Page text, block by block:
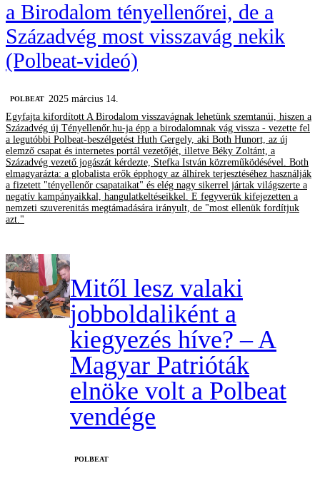
a Birodalom tényellenőrei, de a
Századvég most visszavág nekik
(Polbeat-videó)
‎POLBEAT
2025 március 14.
Egyfajta kifordított A Birodalom visszavágnak lehetünk szemtanúi, hiszen a
Századvég új Tényellenőr.hu-ja épp a birodalomnak vág vissza - vezette fel
a legutóbbi Polbeat-beszélgetést Huth Gergely, aki Both Hunort, az új
elemző csapat és internetes portál vezetőjét, illetve Béky Zoltánt, a
Századvég vezető jogászát kérdezte, Stefka István közreműködésével. Both
elmagyarázta: a globalista erők épphogy az álhírek terjesztéséhez használják
a fizetett "tényellenőr csapataikat" és elég nagy sikerrel jártak világszerte a
negatív kampányaikkal, hangulatkeltéseikkel. E fegyverük kifejezetten a
nemzeti szuverenitás megtámadására irányult, de "most ellenük fordítjuk
azt."
Mitől lesz valaki
jobboldaliként a
kiegyezés híve? – A
Magyar Patrióták
elnöke volt a Polbeat
vendége
‎POLBEAT